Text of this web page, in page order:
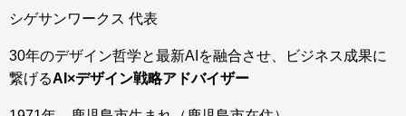
シゲサンワークス 代表
30年のデザイン哲学と最新AIを融合させ、ビジネス成果に
繋げるAI×デザイン戦略アドバイザー